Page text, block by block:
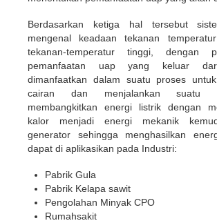
Berdasarkan ketiga hal tersebut
mengenal keadaan tekanan
tekanan-temperatur tinggi, dengan
pemanfaatan uap yang keluar
dimanfaatkan dalam suatu proses
cairan dan menjalankan suatu
membangkitkan energi listrik dengan
kalor menjadi energi mekanik
generator sehingga menghasilkan
dapat di aplikasikan pada Industri:
Pabrik Gula
Pabrik Kelapa sawit
Pengolahan Minyak CPO
Rumahsakit